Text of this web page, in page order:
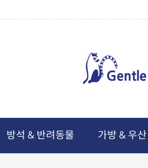
방석 & 반려동물 가방 & 우산